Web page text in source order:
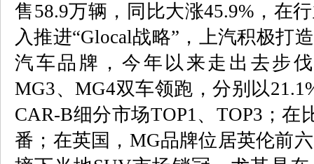
售58.9万辆，同比大涨45.9% ，在
入推进“Glocal战略”，上汽积极打
汽车品牌，今年以来走出去步
MG3、MG4双车领跑，分别以
CAR-B细分市场TOP1、 TOP3 ；在
番；在英国， MG品牌位居英伦前